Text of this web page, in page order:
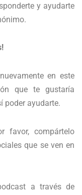
y ayudarte
en este
que te gustaría
poder ayudarte.
favor, compártelo
que se ven en
a través de